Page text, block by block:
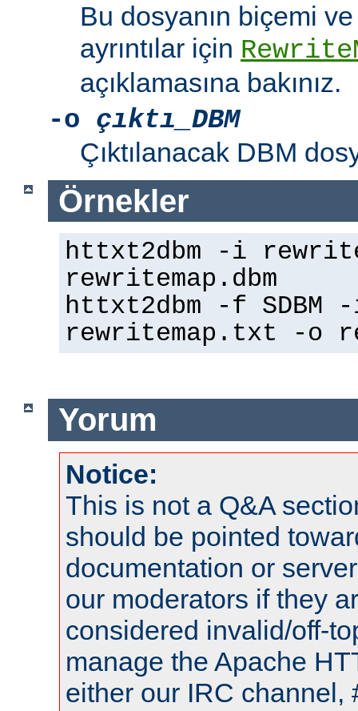
Bu dosyanın biçemi
ayrıntılar için
açıklamasına bakınız.
-o çıktı_DBM
Çıktılanacak DBM
Örnekler
httxt2dbm -i
rewritemap.dbm
httxt2dbm -f SDBM
rewritemap.txt -o
Yorum
Notice:
This is not a Q&A
should be pointed
documentation or
our moderators if they
considered invalid/off-
manage the Apache
either our IRC channel,